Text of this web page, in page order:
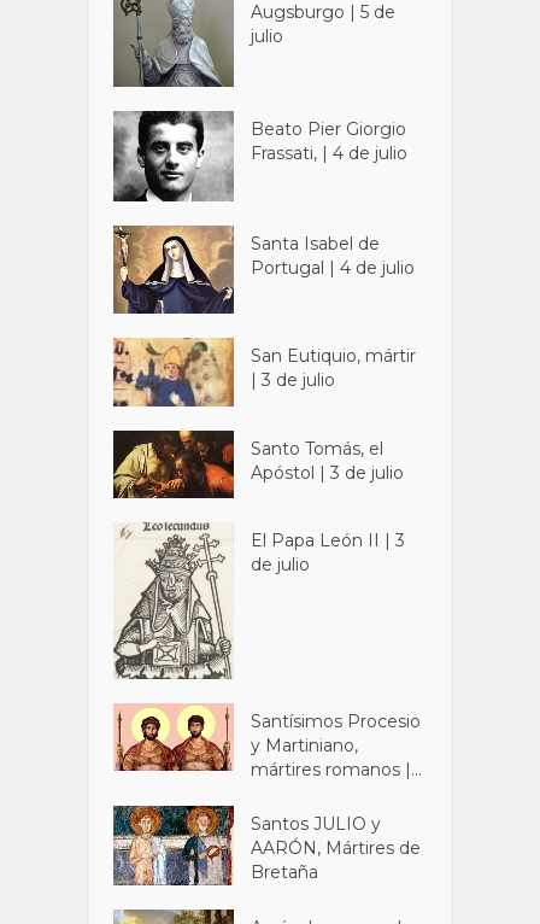
Augsburgo | 5 de
julio
Beato Pier Giorgio
Frassati, | 4 de julio
Santa Isabel de
Portugal | 4 de julio
San Eutiquio, mártir
| 3 de julio
Santo Tomás, el
Apóstol | 3 de julio
El Papa León II | 3
de julio
Santísimos Procesio
y Martiniano,
mártires romanos |...
Santos JULIO y
AARÓN, Mártires de
Bretaña